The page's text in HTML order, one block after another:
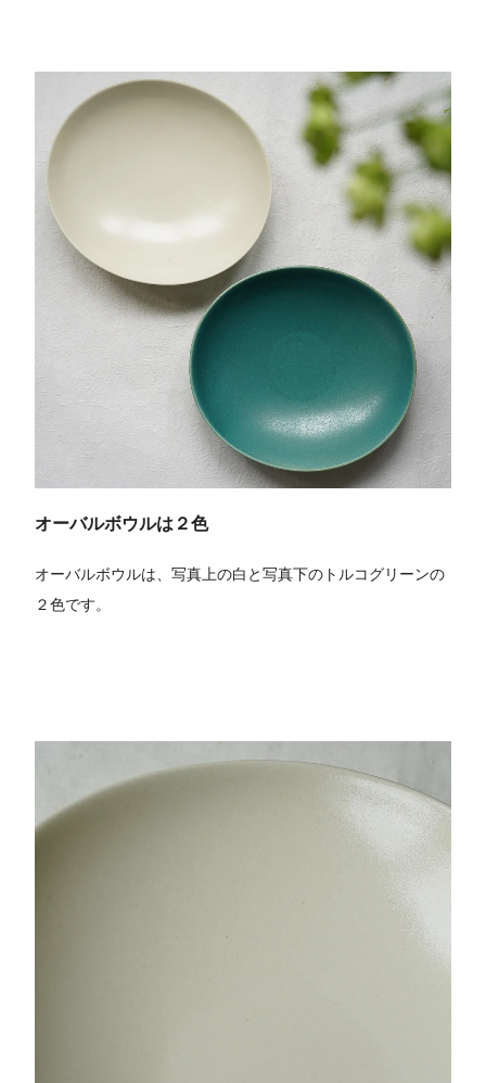
オーバルボウルは２色
オーバルボウルは、写真上の白と写真下のトルコグリーンの
２色です。